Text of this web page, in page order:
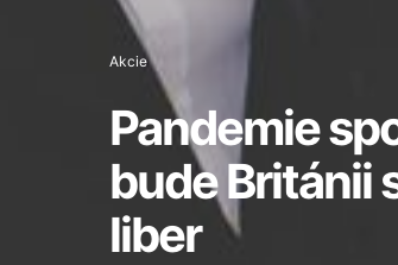
Akcie
Pandemie
bude Británii
liber